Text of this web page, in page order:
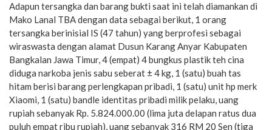
Adapun tersangka dan barang bukti saat ini telah diamankan di
Mako Lanal TBA dengan data sebagai berikut, 1 orang
tersangka berinisial IS (47 tahun) yang berprofesi sebagai
wiraswasta dengan alamat Dusun Karang Anyar Kabupaten
Bangkalan Jawa Timur, 4 (empat) 4 bungkus plastik teh cina
diduga narkoba jenis sabu seberat ± 4 kg, 1 (satu) buah tas
hitam berisi barang perlengkapan pribadi, 1 (satu) unit hp merk
Xiaomi, 1 (satu) bandle identitas pribadi milik pelaku, uang
rupiah sebanyak Rp. 5.824.000.00 (lima juta delapan ratus dua
puluh empat ribu rupiah), uang sebanyak 316 RM 20 Sen (tiga